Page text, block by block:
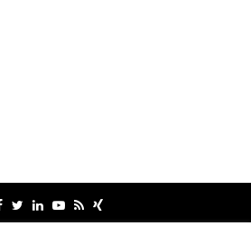
Facebook
TwitterLinkedinYoutube
RssXing